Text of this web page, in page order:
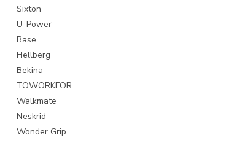
Sixton
U-Power
Base
Hellberg
Bekina
TOWORKFOR
Walkmate
Neskrid
Wonder Grip